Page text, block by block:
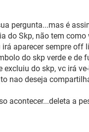
pergunta...mas é
do Skp, não tem
aparecer sempre off
do skp verde e de
excluiu do skp, vc irá
nao deseja
acontecer...deleta a